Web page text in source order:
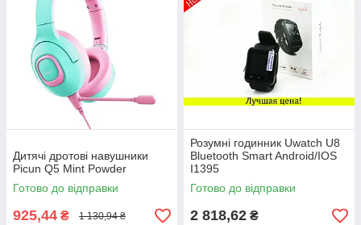
Дитячі дротові навушники
Picun Q5 Mint Powder
Готово до відправки
925,44 ₴ 1 130,94 ₴
Розумні годинник Uwatch U8
Bluetooth Smart Android/IOS
I1395
Готово до відправки
2 818,62 ₴